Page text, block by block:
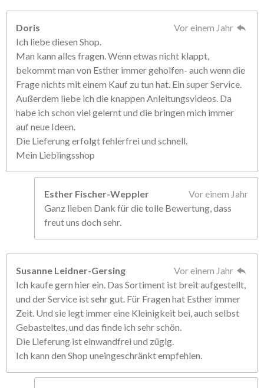
Doris
Vor einem Jahr
Ich liebe diesen Shop.
Man kann alles fragen. Wenn etwas nicht klappt,
bekommt man von Esther immer geholfen- auch wenn die
Frage nichts mit einem Kauf zu tun hat. Ein super Service.
Außerdem liebe ich die knappen Anleitungsvideos. Da
habe ich schon viel gelernt und die bringen mich immer
auf neue Ideen.
Die Lieferung erfolgt fehlerfrei und schnell.
Mein Lieblingsshop
Esther Fischer-Weppler
Vor einem Jahr
Ganz lieben Dank für die tolle Bewertung, dass
freut uns doch sehr.
Susanne Leidner-Gersing
Vor einem Jahr
Ich kaufe gern hier ein. Das Sortiment ist breit aufgestellt,
und der Service ist sehr gut. Für Fragen hat Esther immer
Zeit. Und sie legt immer eine Kleinigkeit bei, auch selbst
Gebasteltes, und das finde ich sehr schön.
Die Lieferung ist einwandfrei und zügig.
Ich kann den Shop uneingeschränkt empfehlen.